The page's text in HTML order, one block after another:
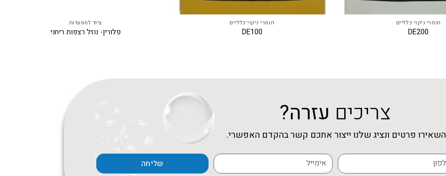
חומרי ניקוי כלליים
DE200
חומרי ניקוי כלליים
DE100
ציוד למסעדות
פלורין- נוזל רצפות ריחני
צריכים עזרה?
השאירו פרטים ונציג שלנו ייצור אתכם קשר בהקדם האפשרי.
שליחה